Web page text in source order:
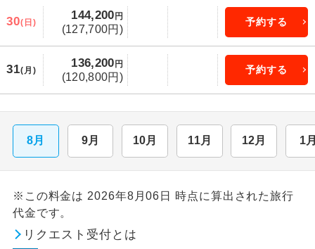
30(日)
144,200 円
(127,700円)
予約する
31(月)
136,200 円
(120,800円)
予約する
8月 9月 10月 11月 12月 1
※この料金は 2026年8月06日 時点に算出された旅行
代金です。
リクエスト受付とは